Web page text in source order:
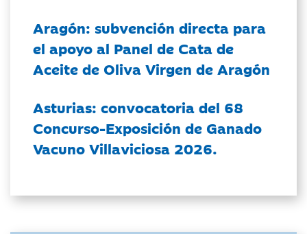
Aragón: subvención directa para
el apoyo al Panel de Cata de
Aceite de Oliva Virgen de Aragón
Asturias: convocatoria del 68
Concurso-Exposición de Ganado
Vacuno Villaviciosa 2026.